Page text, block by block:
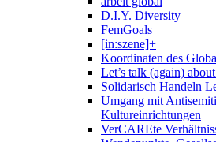
D.I.Y. Diversity
FemGoals
[in:szene]+
Koordinaten des
Let’s talk (again)
Solidarisch Handeln
Umgang mit
Kultureinrichtungen
VerCAREte